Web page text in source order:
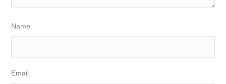
Name
Email